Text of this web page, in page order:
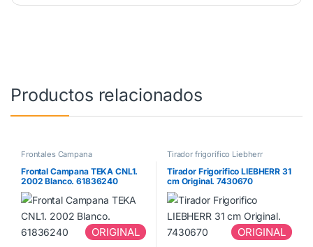
Productos relacionados
Frontales Campana
Frontal Campana TEKA CNL1.
2002 Blanco. 61836240
ORIGINAL
Tirador frigorífico Liebherr
Tirador Frigorifico LIEBHERR 31
cm Original. 7430670
ORIGINAL